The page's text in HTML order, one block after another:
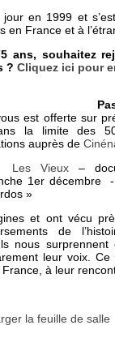
en 1999 et
en France et à
ans, souhaitez
?Cliquez ici pour
est offerte sur
la limite des
auprès de
Les Vieux–
1er décembre
»
et ont vécu
de
nous surprennent
leur voix. Ce
à leur
la feuille de salle